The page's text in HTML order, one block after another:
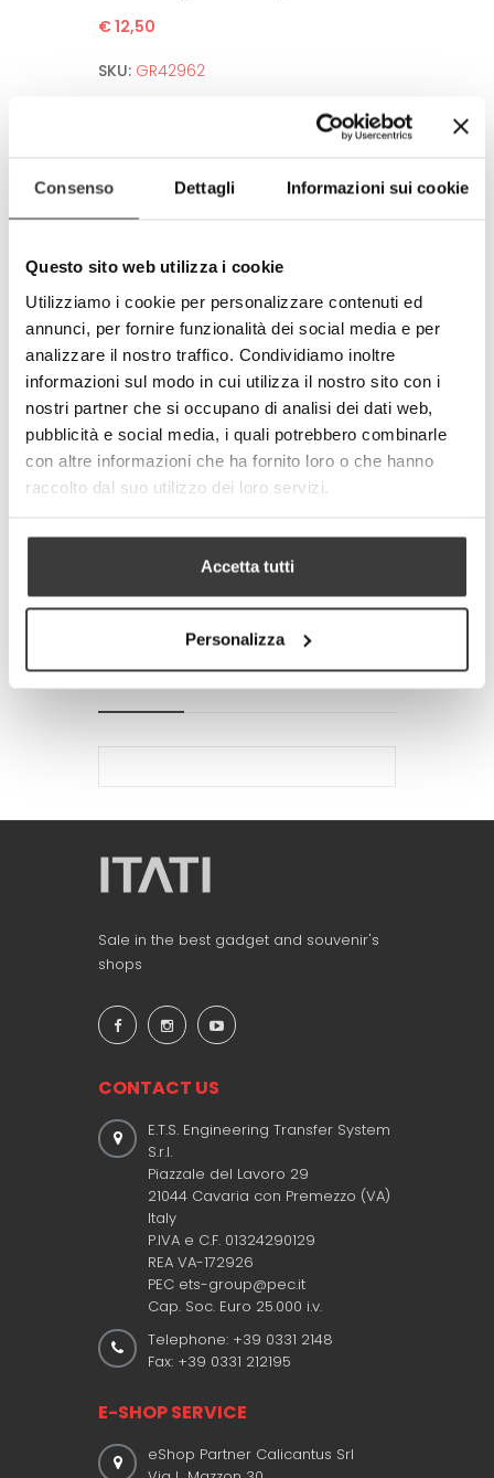
Consenso Dettagli Informazioni sui cookie
Questo sito web utilizza i cookie
Utilizziamo i cookie per personalizzare contenuti ed
annunci, per fornire funzionalità dei social media e per
analizzare il nostro traffico. Condividiamo inoltre
informazioni sul modo in cui utilizza il nostro sito con i
nostri partner che si occupano di analisi dei dati web,
pubblicità e social media, i quali potrebbero combinarle
con altre informazioni che ha fornito loro o che hanno
raccolto dal suo utilizzo dei loro servizi.
Accetta tutti
Personalizza
€ 12,50
SKU: GR42962
Meets all european standards.
Completely produced in Italy
© Model and design registered.
Total and partial reproduction is
Share
Google+
Pinterest
MORE INFO DATA SHEET
Sale in the best gadget and souvenir's
shops
CONTACT US
E.T.S. Engineering Transfer System
S.r.l.
Piazzale del Lavoro 29
21044 Cavaria con Premezzo (VA)
Italy
P.IVA e C.F. 01324290129
REA VA-172926
PEC ets-group@pec.it
Cap. Soc. Euro 25.000 i.v.
Telephone: +39 0331 2148
Fax: +39 0331 212195
E-SHOP SERVICE
eShop Partner Calicantus Srl